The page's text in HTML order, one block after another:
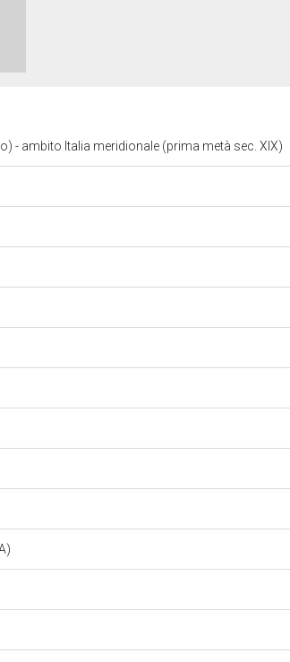
- ambito Italia meridionale (prima metà sec. XIX)